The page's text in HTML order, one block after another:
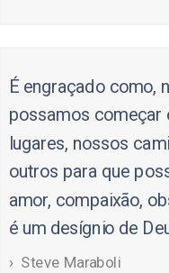
É engraçado como,
possamos começar
lugares, nossos
outros para que
amor, compaixão,
é um desígnio de
Steve Maraboli